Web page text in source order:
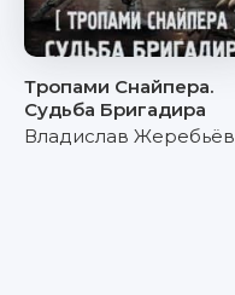
Тропами Снайпера.
Судьба Бригадира
Владислав Жеребьёв